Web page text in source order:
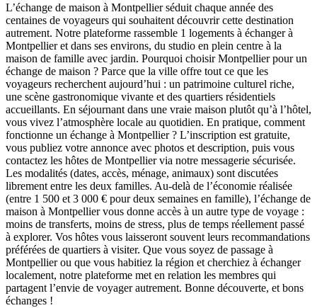
L’échange de maison à Montpellier séduit chaque année des
centaines de voyageurs qui souhaitent découvrir cette destination
autrement. Notre plateforme rassemble 1 logements à échanger à
Montpellier et dans ses environs, du studio en plein centre à la
maison de famille avec jardin. Pourquoi choisir Montpellier pour un
échange de maison ? Parce que la ville offre tout ce que les
voyageurs recherchent aujourd’hui : un patrimoine culturel riche,
une scène gastronomique vivante et des quartiers résidentiels
accueillants. En séjournant dans une vraie maison plutôt qu’à l’hôtel,
vous vivez l’atmosphère locale au quotidien. En pratique, comment
fonctionne un échange à Montpellier ? L’inscription est gratuite,
vous publiez votre annonce avec photos et description, puis vous
contactez les hôtes de Montpellier via notre messagerie sécurisée.
Les modalités (dates, accès, ménage, animaux) sont discutées
librement entre les deux familles. Au-delà de l’économie réalisée
(entre 1 500 et 3 000 € pour deux semaines en famille), l’échange de
maison à Montpellier vous donne accès à un autre type de voyage :
moins de transferts, moins de stress, plus de temps réellement passé
à explorer. Vos hôtes vous laisseront souvent leurs recommandations
préférées de quartiers à visiter. Que vous soyez de passage à
Montpellier ou que vous habitiez la région et cherchiez à échanger
localement, notre plateforme met en relation les membres qui
partagent l’envie de voyager autrement. Bonne découverte, et bons
échanges !